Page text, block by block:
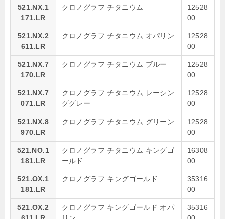
521.NX.1
171.LR
クロノグラフ チタニウム
12528
00
521.NX.2
611.LR
クロノグラフ チタニウム オパリン
12528
00
521.NX.7
170.LR
クロノグラフ チタニウム ブルー
12528
00
521.NX.7
071.LR
クロノグラフ チタニウム レーシン
ググレー
12528
00
521.NX.8
970.LR
クロノグラフ チタニウム グリーン
12528
00
521.NO.1
181.LR
クロノグラフ チタニウム キングゴ
ールド
16308
00
521.OX.1
181.LR
クロノグラフ キングゴールド
35316
00
521.OX.2
クロノグラフ キングゴールド オパ
35316